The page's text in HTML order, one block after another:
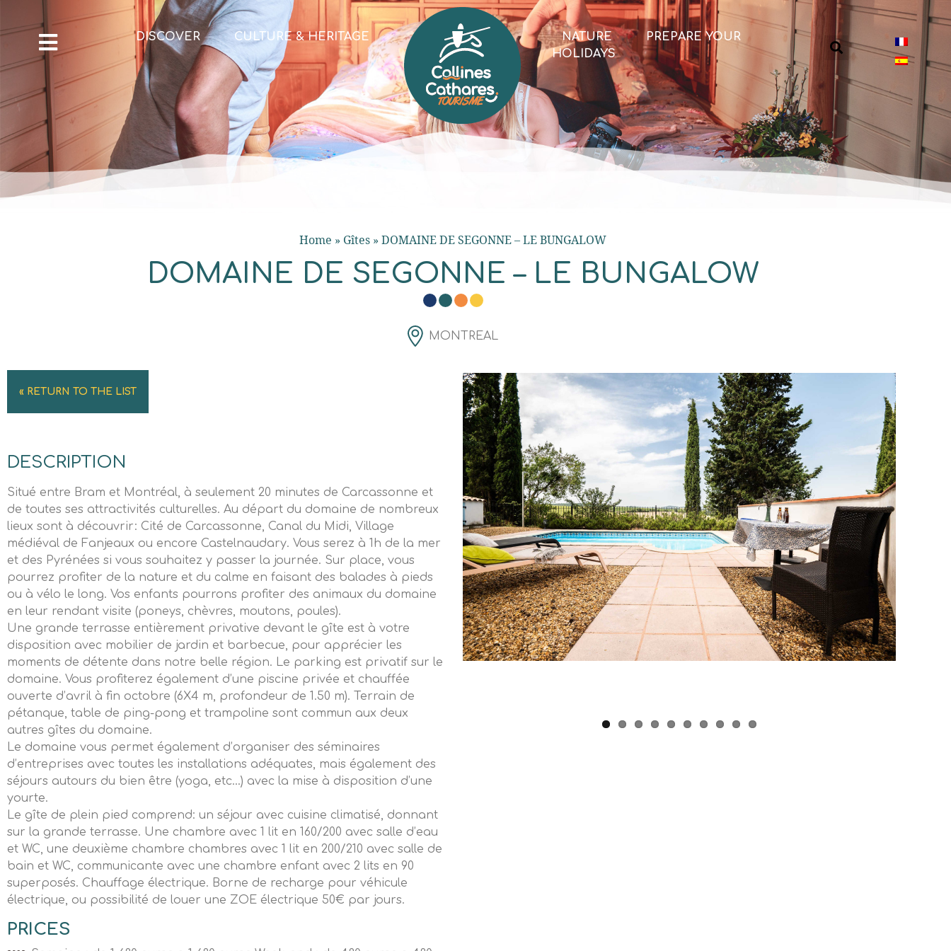
DISCOVER CULTURE & HERITAGE NATURE
PREPARE YOUR
HOLIDAYS
Home » Gîtes » DOMAINE DE SEGONNE – LE BUNGALOW
DOMAINE DE SEGONNE – LE BUNGALOW
MONTREAL
« RETURN TO THE LIST
DESCRIPTION
Situé entre Bram et Montréal, à seulement 20 minutes de Carcassonne et
de toutes ses attractivités culturelles. Au départ du domaine de nombreux
lieux sont à découvrir: Cité de Carcassonne, Canal du Midi, Village
médiéval de Fanjeaux ou encore Castelnaudary. Vous serez à 1h de la mer
et des Pyrénées si vous souhaitez y passer la journée. Sur place, vous
pourrez profiter de la nature et du calme en faisant des balades à pieds
ou à vélo le long. Vos enfants pourrons profiter des animaux du domaine
en leur rendant visite (poneys, chèvres, moutons, poules).
Une grande terrasse entièrement privative devant le gîte est à votre
disposition avec mobilier de jardin et barbecue, pour apprécier les
moments de détente dans notre belle région. Le parking est privatif sur le
domaine. Vous profiterez également d’une piscine privée et chauffée
ouverte d’avril à fin octobre (6X4 m, profondeur de 1.50 m). Terrain de
pétanque, table de ping-pong et trampoline sont commun aux deux
autres gîtes du domaine.
Le domaine vous permet également d’organiser des séminaires
d’entreprises avec toutes les installations adéquates, mais également des
séjours autours du bien être (yoga, etc…) avec la mise à disposition d’une
yourte.
Le gîte de plein pied comprend: un séjour avec cuisine climatisé, donnant
sur la grande terrasse. Une chambre avec 1 lit en 160/200 avec salle d’eau
et WC, une deuxième chambre chambres avec 1 lit en 200/210 avec salle de
bain et WC, communicante avec une chambre enfant avec 2 lits en 90
superposés. Chauffage électrique. Borne de recharge pour véhicule
électrique, ou possibilité de louer une ZOE électrique 50€ par jours.
PRICES